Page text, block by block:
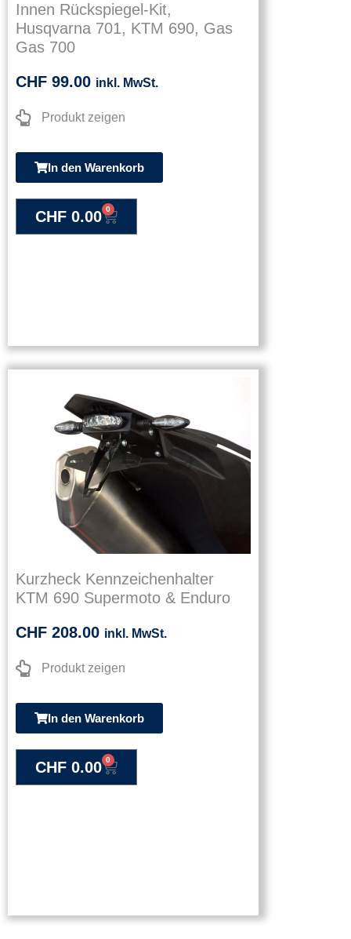
Innen Rückspiegel-Kit,
Husqvarna 701, KTM 690, Gas
Gas 700
CHF 99.00 inkl. MwSt.
Produkt zeigen
In den Warenkorb
CHF 0.00 0
Kurzheck Kennzeichenhalter
KTM 690 Supermoto & Enduro
CHF 208.00 inkl. MwSt.
Produkt zeigen
In den Warenkorb
CHF 0.00 0